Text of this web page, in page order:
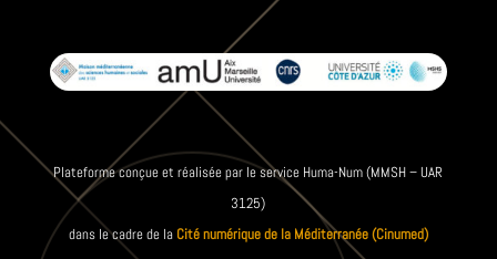
Plateforme conçue et réalisée par le service Huma-Num (MMSH – UAR
3125)
dans le cadre de la Cité numérique de la Méditerranée (Cinumed)